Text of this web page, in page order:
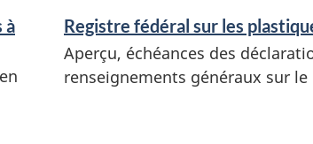
à
Registre fédéral sur les
Aperçu, échéances des
renseignements généraux sur